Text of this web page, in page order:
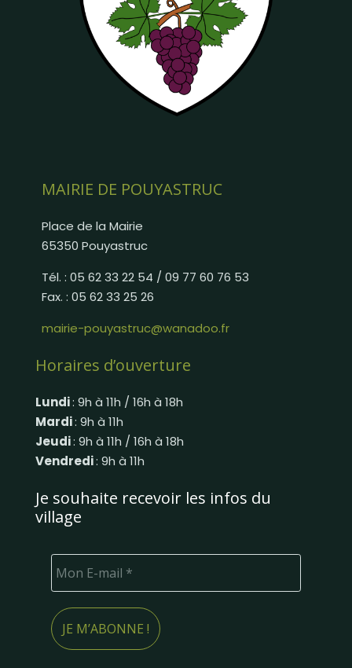
MAIRIE DE POUYASTRUC
Place de la Mairie
65350 Pouyastruc
Tél. : 05 62 33 22 54 / 09 77 60 76 53
Fax. : 05 62 33 25 26
mairie-pouyastruc@wanadoo.fr
Horaires d’ouverture
Lundi: 9h à 11h / 16h à 18h
Mardi: 9h à 11h
Jeudi: 9h à 11h / 16h à 18h
Vendredi: 9h à 11h
Je souhaite recevoir les infos du
village